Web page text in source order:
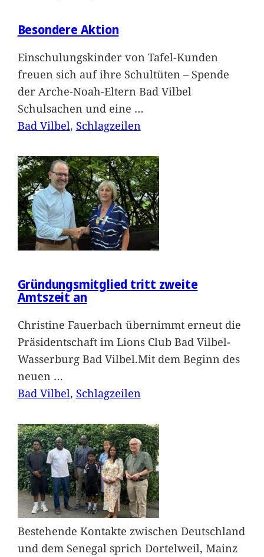
Besondere Aktion
Einschulungskinder von Tafel-Kunden
freuen sich auf ihre Schultüten – Spende
der Arche-Noah-Eltern Bad Vilbel
Schulsachen und eine …
Bad Vilbel, Schlagzeilen
Gründungsmitglied tritt zweite
Amtszeit an
Christine Fauerbach übernimmt erneut die
Präsidentschaft im Lions Club Bad Vilbel-
Wasserburg Bad Vilbel.Mit dem Beginn des
neuen …
Bad Vilbel, Schlagzeilen
Bestehende Kontakte zwischen Deutschland
und dem Senegal sprich Dortelweil, Mainz